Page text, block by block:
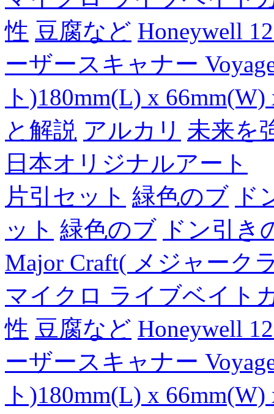
性 豆腐など Honeywell
ーザースキャナー
ト)180mm(L) x
と解説 アルカリ 未来を
日本オリジナルアート
片引セット 緑色のブ ド
ット 緑色のブ ドン引き
Major Craft( メジャーク
マイクロ ライブベイト
性 豆腐など Honeywell
ーザースキャナー
ト)180mm(L) x